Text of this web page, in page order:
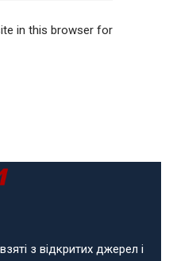
in this browser for
з відкритих джерел і